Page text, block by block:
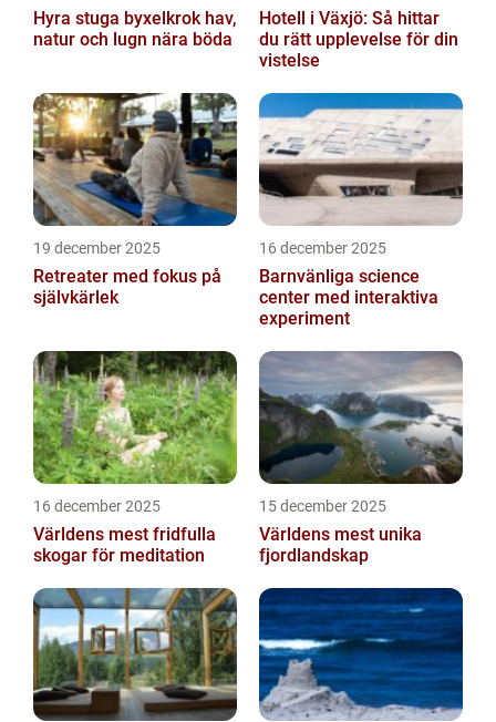
Hyra stuga byxelkrok hav,
natur och lugn nära böda
Hotell i Växjö: Så hittar
du rätt upplevelse för din
vistelse
19 december 2025
Retreater med fokus på
självkärlek
16 december 2025
Barnvänliga science
center med interaktiva
experiment
16 december 2025
Världens mest fridfulla
skogar för meditation
15 december 2025
Världens mest unika
fjordlandskap